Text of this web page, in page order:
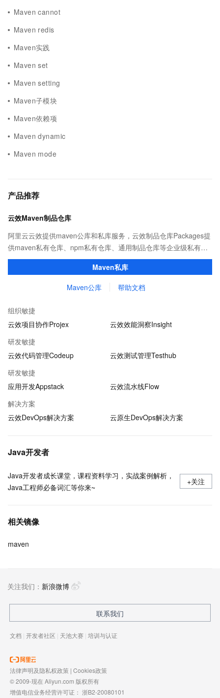
Maven cannot
Maven redis
Maven实践
Maven set
Maven setting
Maven子模块
Maven依赖项
Maven dynamic
Maven mode
产品推荐
云效Maven制品仓库
阿里云云效提供maven公库和私库服务，云效制品仓库Packages提
供maven私有仓库、npm私有仓库、通用制品仓库等企业级私有制
品仓库，用于maven、npm等软件包和依赖管理。且不限容量、免
Maven私库
Maven公库 帮助文档
组织敏捷
云效项目协作Projex
云效效能洞察Insight
研发敏捷
云效代码管理Codeup
云效测试管理Testhub
研发敏捷
应用开发Appstack
云效流水线Flow
解决方案
云效DevOps解决方案
云原生DevOps解决方案
Java开发者
Java开发者成长课堂，课程资料学习，实战案例解析，
Java工程师必备词汇等你来~
+关注
相关镜像
maven
关注我们： 新浪微博
联系我们
文档 | 开发者社区 | 天池大赛 | 培训与认证
法律声明及隐私权政策 | Cookies政策
© 2009-现在 Aliyun.com 版权所有
增值电信业务经营许可证： 浙B2-20080101